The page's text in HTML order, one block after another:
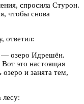
спросила Стурон.
чтобы снова
ответил:
озеро Идрешён.
это настоящая
озеро и занята тем,
лесу: